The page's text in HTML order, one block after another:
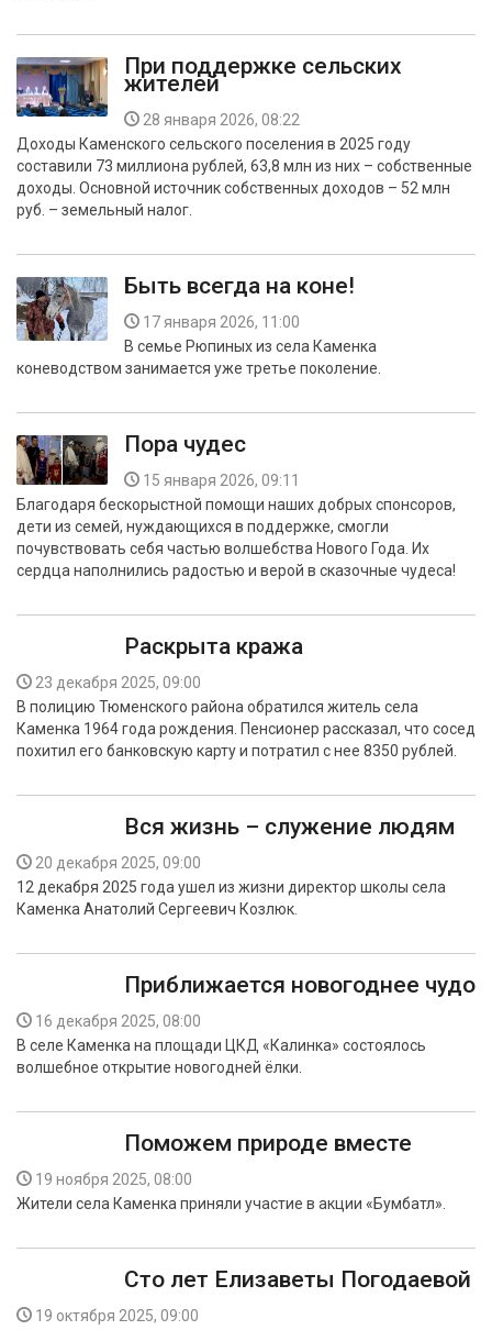
При поддержке сельских
жителей
28 января 2026, 08:22
Доходы Каменского сельского поселения в 2025 году
составили 73 миллиона рублей, 63,8 млн из них – собственные
доходы. Основной источник собственных доходов – 52 млн
руб. – земельный налог.
Быть всегда на коне!
17 января 2026, 11:00
В семье Рюпиных из села Каменка
коневодством занимается уже третье поколение.
Пора чудес
15 января 2026, 09:11
Благодаря бескорыстной помощи наших добрых спонсоров,
дети из семей, нуждающихся в поддержке, смогли
почувствовать себя частью волшебства Нового Года. Их
сердца наполнились радостью и верой в сказочные чудеса!
Раскрыта кража
23 декабря 2025, 09:00
В полицию Тюменского района обратился житель села
Каменка 1964 года рождения. Пенсионер рассказал, что сосед
похитил его банковскую карту и потратил с нее 8350 рублей.
Вся жизнь – служение людям
20 декабря 2025, 09:00
12 декабря 2025 года ушел из жизни директор школы села
Каменка Анатолий Сергеевич Козлюк.
Приближается новогоднее чудо
16 декабря 2025, 08:00
В селе Каменка на площади ЦКД «Калинка» состоялось
волшебное открытие новогодней ёлки.
Поможем природе вместе
19 ноября 2025, 08:00
Жители села Каменка приняли участие в акции «Бумбатл».
Сто лет Елизаветы Погодаевой
19 октября 2025, 09:00